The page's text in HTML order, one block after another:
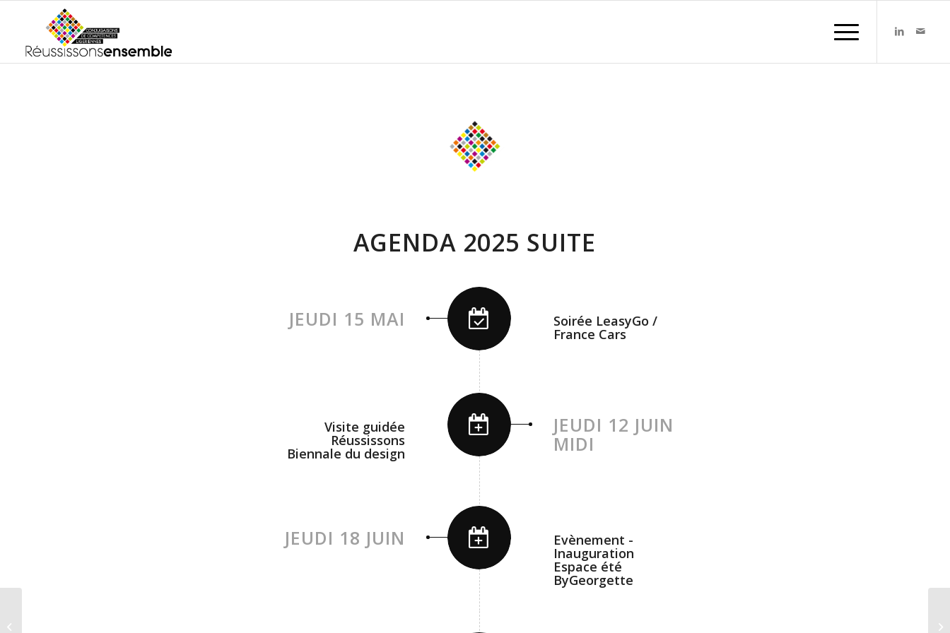
AGENDA 2025 SUITE
JEUDI 15 MAI Soirée LeasyGo /
France Cars
Visite guidée
Réussissons
Biennale du design
JEUDI 12 JUIN
MIDI
JEUDI 18 JUIN Evènement -
Inauguration
Espace été
ByGeorgette